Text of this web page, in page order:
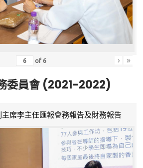
of 6 › »
委員會 (2021-2022)
席李主任匯報會務報告及財務報告